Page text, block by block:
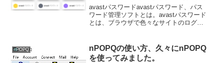
件。
avastパスワードavastパスワード、パス
ワード管理ソフトとは。avastパスワード
とは、ブラウザで色々なサイトのログイ
トです。ログインする際にID・パスワー
ドを...
nPOPQ
nPOPQの使い方、久々にnPOPQ
を使ってみました。